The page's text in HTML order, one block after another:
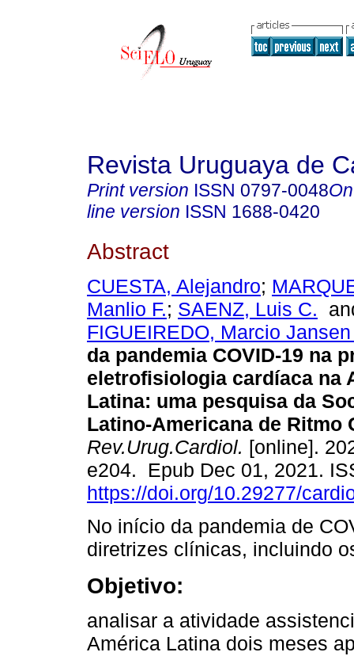
Revista Uruguaya de
Print version ISSN 0797-0048
line version ISSN 1688-0420
Abstract
CUESTA, Alejandro;
Manlio F.; SAENZ, Luis C.
FIGUEIREDO, Marcio
da pandemia COVID-19 na
eletrofisiologia cardíaca na
Latina: uma pesquisa da
Latino-Americana de Ritmo
Rev.Urug.Cardiol. [online].
e204. Epub Dec 01, 2021.
https://doi.org/10.29277/
No início da pandemia de
diretrizes clínicas, incluindo
Objetivo:
analisar a atividade
América Latina dois meses